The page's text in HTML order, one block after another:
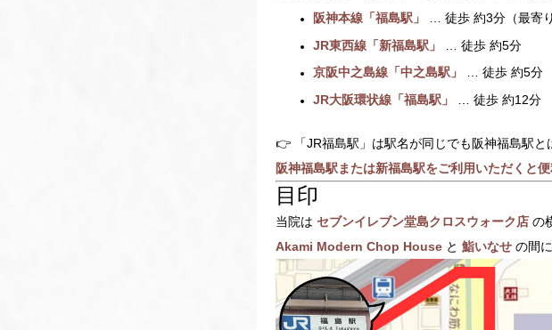
阪神本線「福島駅」
… 徒歩 約3分（最寄
JR東西線「新福島駅」
… 徒歩 約5分
京阪中之島線「中之島駅」
… 徒歩 約5分
JR大阪環状線「福島駅」
… 徒歩 約12分
👉 「JR福島駅」は駅名が同じでも阪神福島駅
阪神福島駅または新福島駅をご利用いただくと
目印
当院は セブンイレブン堂島クロスウォーク店 の
Akami Modern Chop House と 鮨いなせ の間